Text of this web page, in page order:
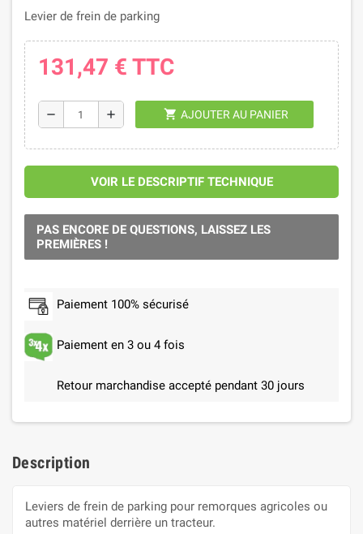
Levier de frein de parking
131,47 € TTC
remove add shopping_cart AJOUTER AU PANIER
VOIR LE DESCRIPTIF TECHNIQUE
PAS ENCORE DE QUESTIONS, LAISSEZ LES
PREMIÈRES !
Paiement 100% sécurisé
Paiement en 3 ou 4 fois
Retour marchandise accepté pendant 30 jours
Description
Leviers de frein de parking pour remorques agricoles ou
autres matériel derrière un tracteur.